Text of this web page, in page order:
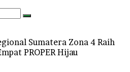
Search
Sumatera Zona 4 Raih
PROPER Hijau